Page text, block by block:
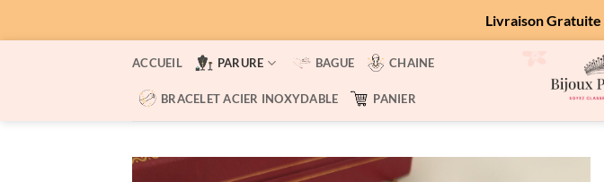
ACCUEIL PARURE BAGUE CHAINE
BRACELET ACIER INOXYDABLE PANIER